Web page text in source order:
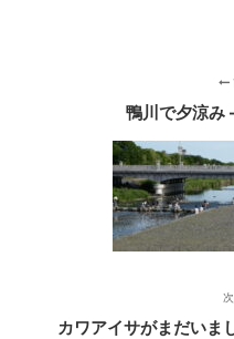
鴨川で夕涼み
カワアイサがまだいま